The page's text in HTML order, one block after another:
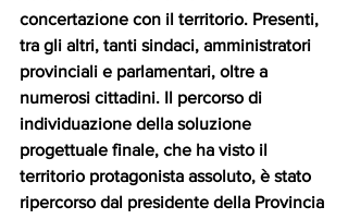
concertazione con il territorio. Presenti,
tra gli altri, tanti sindaci, amministratori
provinciali e parlamentari, oltre a
numerosi cittadini. Il percorso di
individuazione della soluzione
progettuale finale, che ha visto il
territorio protagonista assoluto, è stato
ripercorso dal presidente della Provincia